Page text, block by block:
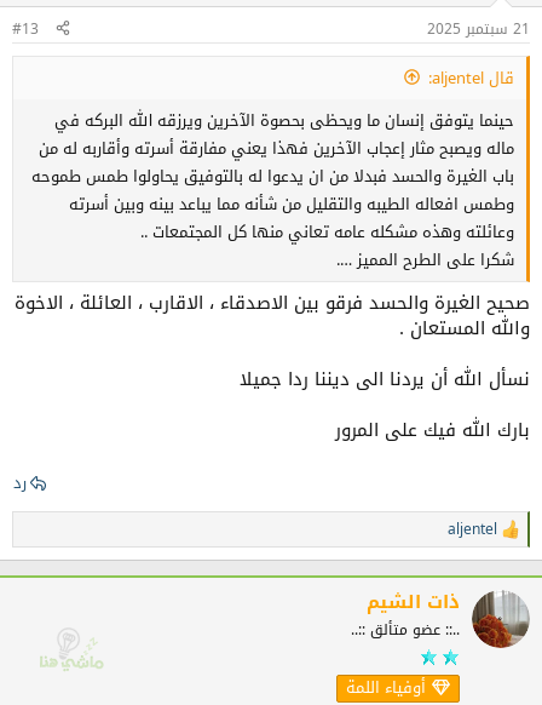
حرج.
2) الاقتصاد في الزيارة:
الجلوس أو الكلام قد تفتح أبواباً للجدال أو الفضول فيما لا ينفع، وكلما
طال الحديث كثرت الخلافات وساءت النيّات.
3) التغافل:
وهو من أرقى الأخلاق. فالحسد، واللمز، والحديث السلبي موجود في كل
عائلة، وليس كل ما يُقال يستحق الرد أو المواجهة. التغافل يحفظ لك
قلبك ويُريح نفسك من مشاحنات لا طائل منها. وقد قال الشاعر:
"دَارِهم ما دُمتَ في دارِهم *** وَأَرْضِهم ما دُمتَ في أرضِهم"
أي عامِلهم بما يليق بالمقام، وليس كل ما أساءَكَ صَرَّحتَ به.
صلة الرحم لا تقتصر على كثرة الزيارات، بل تسبقها معرفة آداب الزيارة
والحديث: فزيارة المريض مثلاً لا يجوز أن تطول فتثقل عليه وهو بحاجة
للراحة... بل أذهب أبعد من ذلك: قبل أن نصل أرحامنا علينا أن نصل ذواتنا
أولاً، وهذا لا يتحقق إلا بخلوة مع النفس وترتيب الأولويات، حتى يكون
وصلنا لهم مبنياً على قلب صافٍ ونية خالصة لله في التراحم والتآزر.
21 سبتمبر 2025
#13
قال aljentel:
حينما يتوفق إنسان ما ويحظى بحصوة الآخرين ويرزقه الله البركه في
ماله ويصبح مثار إعجاب الآخرين فهذا يعني مفارقة أسرته وأقاربه له من
باب الغيرة والحسد فبدلا من ان يدعوا له بالتوفيق يحاولوا طمس طموحه
وطمس افعاله الطيبه والتقليل من شأنه مما يباعد بينه وبين أسرته
وعائلته وهذه مشكله عامه تعاني منها كل المجتمعات ..
شكرا على الطرح المميز ….
صحيح الغيرة والحسد فرقو بين الاصدقاء ، الاقارب ، العائلة ، الاخوة
والله المستعان .
نسأل الله أن يردنا الى ديننا ردا جميلا
بارك الله فيك على المرور
رد
ا
ل
ت
ف
ا
ع
aljentel
ذات الشيم
..:: عضو متألق ::..
أوفياء اللمة